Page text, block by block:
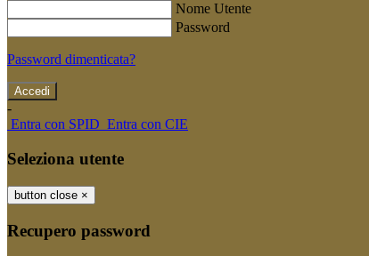
Nome Utente
Password
Password dimenticata?
-
Entra con SPID Entra con CIE
Seleziona utente
button close ×
Recupero password